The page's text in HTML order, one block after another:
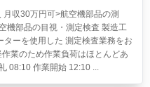
月収30万円可>航空機部品の測
機部品の目視・測定検査 製造工
ーを使用した 測定検査業務をお
業のため作業負荷はほとんどあ
08:10 作業開始 12:10 ...